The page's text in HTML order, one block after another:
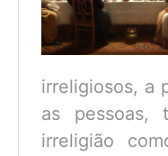
irreligiosos, a
as
irreligião